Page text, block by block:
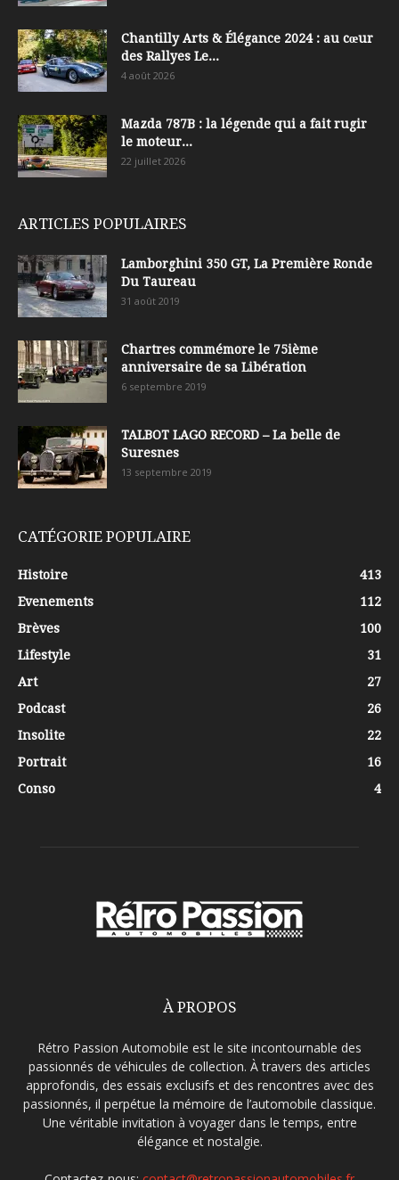
Chantilly Arts & Élégance 2024 : au cœur
des Rallyes Le...
4 août 2026
Mazda 787B : la légende qui a fait rugir
le moteur...
22 juillet 2026
ARTICLES POPULAIRES
Lamborghini 350 GT, La Première Ronde
Du Taureau
31 août 2019
Chartres commémore le 75ième
anniversaire de sa Libération
6 septembre 2019
TALBOT LAGO RECORD – La belle de
Suresnes
13 septembre 2019
CATÉGORIE POPULAIRE
Histoire
413
Evenements
112
Brèves
100
Lifestyle
31
Art
27
Podcast
26
Insolite
22
Portrait
16
Conso
4
À PROPOS
Rétro Passion Automobile est le site incontournable des
passionnés de véhicules de collection. À travers des articles
approfondis, des essais exclusifs et des rencontres avec des
passionnés, il perpétue la mémoire de l’automobile classique.
Une véritable invitation à voyager dans le temps, entre
élégance et nostalgie.